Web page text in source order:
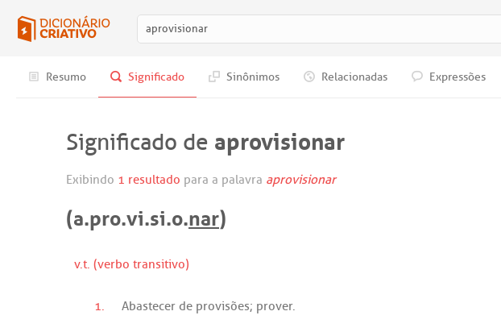
Resumo Significado Sinônimos Relacionadas Expressões
Significado de aprovisionar
Exibindo 1 resultado para a palavra aprovisionar
(a.pro.vi.si.o.nar)
v.t. (verbo transitivo)
1. Abastecer de provisões; prover.